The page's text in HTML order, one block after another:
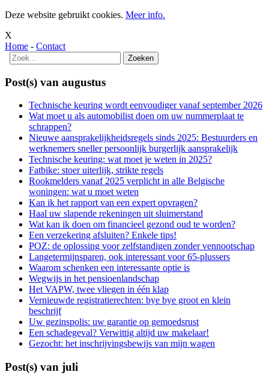
Deze website gebruikt cookies. Meer info.
X
Home - Contact
Post(s) van augustus
Technische keuring wordt eenvoudiger vanaf september 2026
Wat moet u als automobilist doen om uw nummerplaat te
schrappen?
Nieuwe aansprakelijkheidsregels sinds 2025: Bestuurders en
werknemers sneller persoonlijk burgerlijk aansprakelijk
Technische keuring: wat moet je weten in 2025?
Fatbike: stoer uiterlijk, strikte regels
Rookmelders vanaf 2025 verplicht in alle Belgische
woningen: wat u moet weten
Kan ik het rapport van een expert opvragen?
Haal uw slapende rekeningen uit sluimerstand
Wat kan ik doen om financieel gezond oud te worden?
Een verzekering afsluiten? Enkele tips!
POZ: de oplossing voor zelfstandigen zonder vennootschap
Langetermijnsparen, ook interessant voor 65-plussers
Waarom schenken een interessante optie is
Wegwijs in het pensioenlandschap
Het VAPW, twee vliegen in één klap
Vernieuwde registratierechten: bye bye groot en klein
beschrijf
Uw gezinspolis: uw garantie op gemoedsrust
Een schadegeval? Verwittig altijd uw makelaar!
Gezocht: het inschrijvingsbewijs van mijn wagen
Post(s) van juli